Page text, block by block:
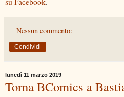
Nessun commento:
Condividi
lunedì 11 marzo 2019
Torna BComics a